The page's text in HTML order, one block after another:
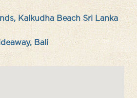
Kalkudha Beach Sri Lanka
Bali